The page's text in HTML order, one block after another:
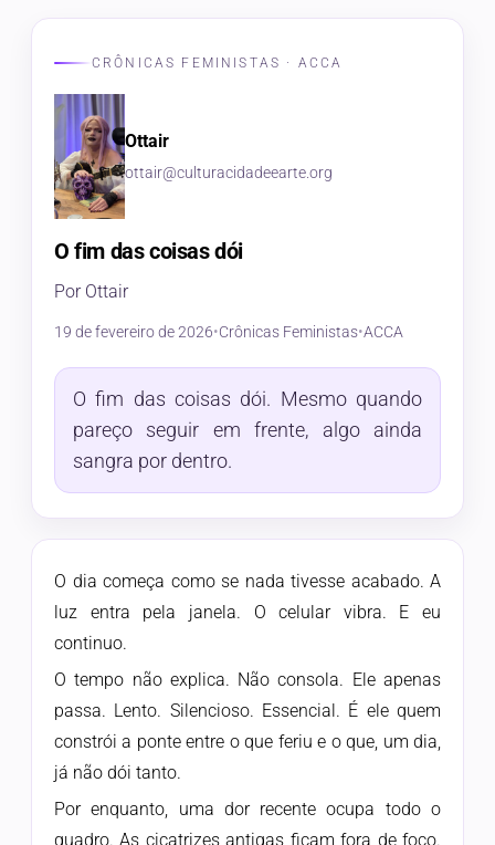
CRÔNICAS FEMINISTAS · ACCA
Ottair
ottair@culturacidadeearte.org
O fim das coisas dói
Por Ottair
19 de fevereiro de 2026•Crônicas Feministas•ACCA
O fim das coisas dói. Mesmo quando
pareço seguir em frente, algo ainda
sangra por dentro.
O dia começa como se nada tivesse acabado. A
luz entra pela janela. O celular vibra. E eu
continuo.
O tempo não explica. Não consola. Ele apenas
passa. Lento. Silencioso. Essencial. É ele quem
constrói a ponte entre o que feriu e o que, um dia,
já não dói tanto.
Por enquanto, uma dor recente ocupa todo o
quadro. As cicatrizes antigas ficam fora de foco.